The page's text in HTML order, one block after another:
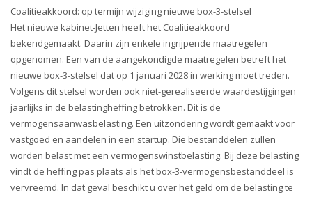
a
v
i
g
a
i
o
n
Coalitieakkoord: op termijn wijziging nieuwe box-3-stelsel
Het nieuwe kabinet-Jetten heeft het Coalitieakkoord
bekendgemaakt. Daarin zijn enkele ingrijpende maatregelen
opgenomen. Een van de aangekondigde maatregelen betreft het
nieuwe box-3-stelsel dat op 1 januari 2028 in werking moet treden.
Volgens dit stelsel worden ook niet-gerealiseerde waardestijgingen
jaarlijks in de belastingheffing betrokken. Dit is de
vermogensaanwasbelasting. Een uitzondering wordt gemaakt voor
vastgoed en aandelen in een startup. Die bestanddelen zullen
worden belast met een vermogenswinstbelasting. Bij deze belasting
vindt de heffing pas plaats als het box-3-vermogensbestanddeel is
vervreemd. In dat geval beschikt u over het geld om de belasting te